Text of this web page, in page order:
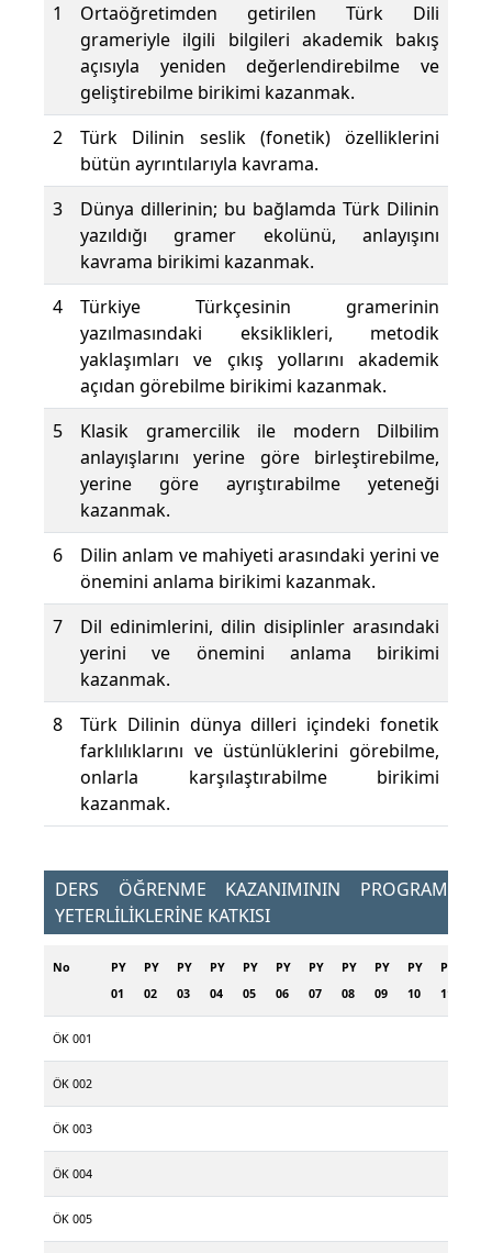
1
Ortaöğretimden getirilen Türk Dili
grameriyle ilgili bilgileri akademik bakış
açısıyla yeniden değerlendirebilme ve
geliştirebilme birikimi kazanmak.
2
Türk Dilinin seslik (fonetik) özelliklerini
bütün ayrıntılarıyla kavrama.
3
Dünya dillerinin; bu bağlamda Türk Dilinin
yazıldığı gramer ekolünü, anlayışını
kavrama birikimi kazanmak.
4
Türkiye Türkçesinin gramerinin
yazılmasındaki eksiklikleri, metodik
yaklaşımları ve çıkış yollarını akademik
açıdan görebilme birikimi kazanmak.
5
Klasik gramercilik ile modern Dilbilim
anlayışlarını yerine göre birleştirebilme,
yerine göre ayrıştırabilme yeteneği
kazanmak.
6
Dilin anlam ve mahiyeti arasındaki yerini ve
önemini anlama birikimi kazanmak.
7
Dil edinimlerini, dilin disiplinler arasındaki
yerini ve önemini anlama birikimi
kazanmak.
8
Türk Dilinin dünya dilleri içindeki fonetik
farklılıklarını ve üstünlüklerini görebilme,
onlarla karşılaştırabilme birikimi
kazanmak.
DERS ÖĞRENME KAZANIMININ PROGRAM
YETERLİLİKLERİNE KATKISI
No
PY
01
PY
02
PY
03
PY
04
PY
05
PY
06
PY
07
PY
08
PY
09
PY
10
PY
11
ÖK 001
ÖK 002
ÖK 003
ÖK 004
ÖK 005